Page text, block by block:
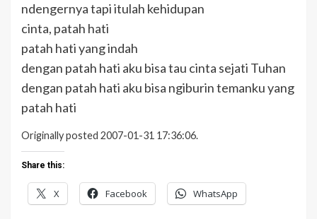
ndengernya tapi itulah kehidupan
cinta, patah hati
patah hati yang indah
dengan patah hati aku bisa tau cinta sejati Tuhan
dengan patah hati aku bisa ngiburin temanku yang
patah hati
Originally posted 2007-01-31 17:36:06.
Share this:
X Facebook WhatsApp